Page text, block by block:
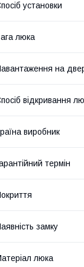
установки
люка
на
відкривання
виробник
термін
замку
люка